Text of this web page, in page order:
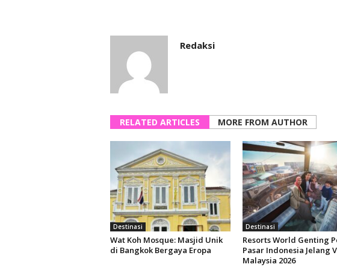
Redaksi
RELATED ARTICLES MORE FROM AUTHOR
Destinasi
Wat Koh Mosque: Masjid Unik
di Bangkok Bergaya Eropa
Destinasi
Resorts World Genting
Pasar Indonesia Jelang
Malaysia 2026